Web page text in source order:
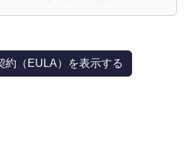
約（EULA）を表示する